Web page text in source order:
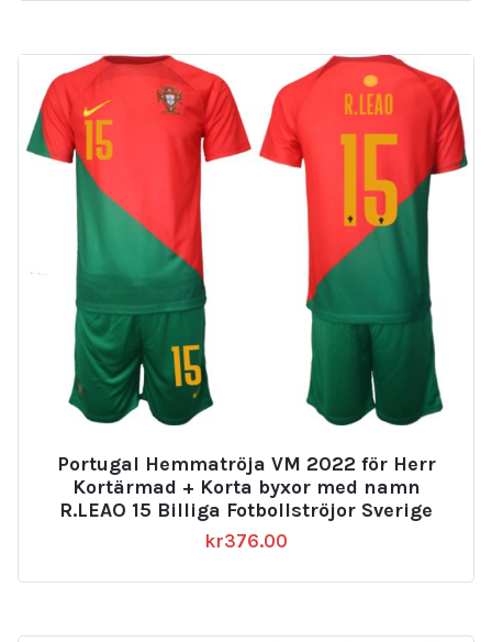
Portugal Hemmatröja VM 2022 för Herr
Kortärmad + Korta byxor med namn
R.LEAO 15 Billiga Fotbollströjor Sverige
kr376.00